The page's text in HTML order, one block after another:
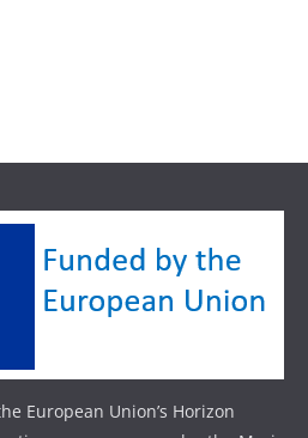
European Union’s Horizon